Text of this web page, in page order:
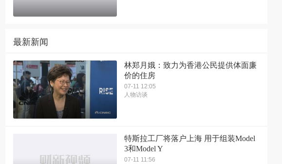
最新新闻
林郑月娥：致力为香港公民提供体面廉
价的住房
07-11 12:05
人物访谈
特斯拉工厂将落户上海 用于组装Model
3和Model Y
07-11 11:56